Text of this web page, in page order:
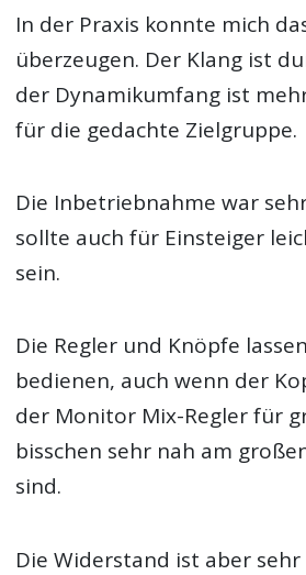
In der Praxis konnte mich
überzeugen. Der Klang ist
der Dynamikumfang ist
für die gedachte Zielgruppe.
Die Inbetriebnahme war
sollte auch für Einsteiger
sein.
Die Regler und Knöpfe
bedienen, auch wenn der
der Monitor Mix-Regler für
bisschen sehr nah am
sind.
Die Widerstand ist aber